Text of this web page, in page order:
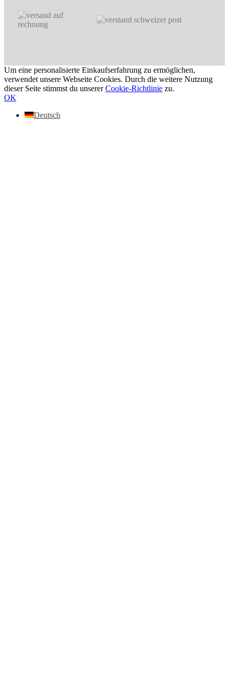
Um eine personalisierte Einkaufserfahrung zu ermöglichen,
verwendet unsere Webseite Cookies. Durch die weitere Nutzung
dieser Seite stimmst du unsererCookie-Richtlinie zu.
OK
Deutsch